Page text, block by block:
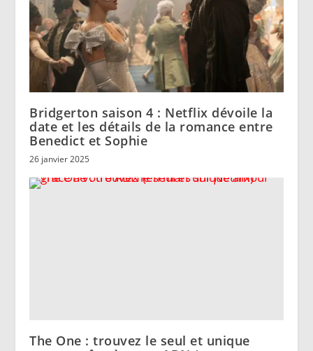
Bridgerton saison 4 : Netflix dévoile la
date et les détails de la romance entre
Benedict et Sophie
26 janvier 2025
The One : trouvez le seul et unique